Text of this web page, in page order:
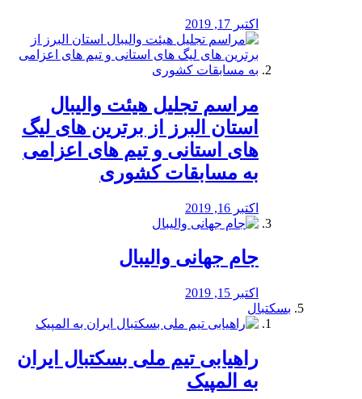
اکتبر 17, 2019
مراسم تجلیل هیئت والیبال
استان البرز از برترین های لیگ
های استانی و تیم های اعزامی
به مسابقات کشوری
اکتبر 16, 2019
جام جهانی والیبال
اکتبر 15, 2019
بسکتبال
راهیابی تیم ملی بسکتبال ایران
به المپیک